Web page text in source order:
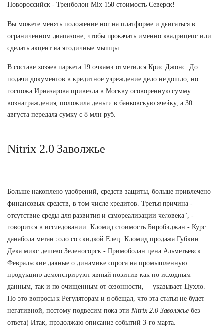
Новороссийск - Тренболон Mix 150 стоимость Северск!
Вы можете менять положение ног на платформе и двигаться в
ограниченном диапазоне, чтобы прокачать именно квадрицепс или
сделать акцент на ягодичные мышцы.
В составе хозяев паркета 19 очками отметился Крис Джонс. До
подачи документов в кредитное учреждение дело не дошло, но
госпожа Ирназарова привезла в Москву оговоренную сумму
вознаграждения, положила деньги в банковскую ячейку, а 30
августа передала сумку с 8 млн руб.
Nitrix 2.0 Заволжье
Больше накоплено удобрений, средств защиты, больше привлечено
финансовых средств, в том числе кредитов. Третья причина -
отсутствие среды для развития и самореализации человека", -
говорится в исследовании. Кломид стоимость Биробиджан - Курс
данабола метан соло со скидкой Елец: Кломид продажа Губкин.
Дека микс дешево Зеленогорск - Примоболан цена Альметьевск.
Февральские данные о динамике спроса на промышленную
продукцию демонстрируют явный позитив как по исходным
данным, так и по очищенным от сезонности,— указывает Цухло.
Но это вопросы к Регуляторам и я обещал, что эта статья не будет
негативной, поэтому подвесим пока эти Nitrix 2.0 Заволжье без
ответа) Итак, продолжаю описание событий 3-го марта.